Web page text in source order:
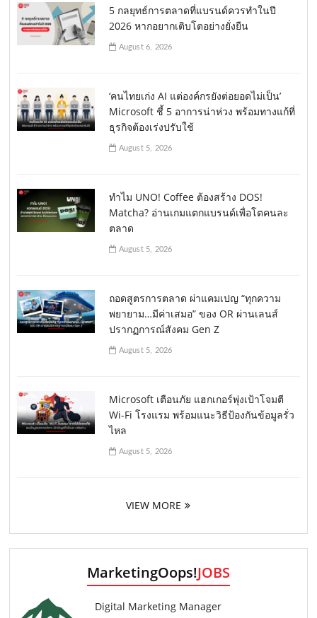
5 กลยุทธ์การตลาดที่แบรนด์ควรทำในปี
2026 หากอยากเติบโตอย่างยั่งยืน
August 6, 2026
‘คนไทยเก่ง AI แต่องค์กรยังต่อยอดไม่เป็น’
Microsoft ชี้ 5 อาการน่าห่วง พร้อมทางแก้ที่
ธุรกิจต้องเร่งปรับใช้
August 5, 2026
ทำไม UNO! Coffee ต้องสร้าง DOS!
Matcha? อ่านเกมแตกแบรนด์เพื่อโตคนละ
ตลาด
August 5, 2026
ถอดสูตรการตลาด ผ่าแคมเปญ “ทุกความ
พยายาม…มีค่าเสมอ” ของ OR ผ่านเลนส์
ปรากฏการณ์สังคม Gen Z
August 5, 2026
Microsoft เตือนภัย แฮกเกอร์พุ่งเป้าโจมตี
Wi-Fi โรงแรม พร้อมแนะวิธีป้องกันข้อมูลรั่ว
ไหล
August 5, 2026
VIEW MORE
MarketingOops!JOBS
Digital Marketing Manager